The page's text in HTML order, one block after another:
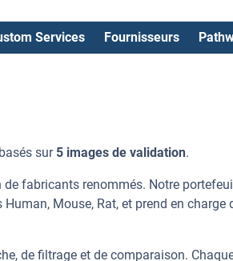
Services Fournisseurs
sur 5 images de validation.
fabricants renommés. Notre
Mouse, Rat, et prend en charge
de filtrage et de comparaison.